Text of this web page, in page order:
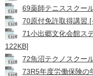
69薬師テニススクー
70原付免許取得講習
71小出郷文化会館ス
122KB]
72魚沼テクノスクー
73R5年度労働保険の